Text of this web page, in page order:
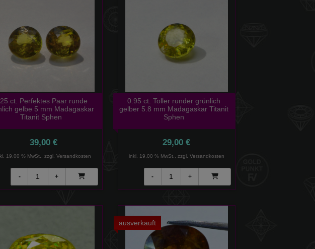
ct. Perfektes Paar runde
gelbe 5 mm Madagaskar
Titanit Sphen
39,00 €
19,00 % MwSt., zzgl.Versandkosten
0.95 ct. Toller runder grünlich
gelber 5.8 mm Madagaskar Titanit
Sphen
29,00 €
inkl. 19,00 % MwSt., zzgl. Versandkosten
ausverkauft